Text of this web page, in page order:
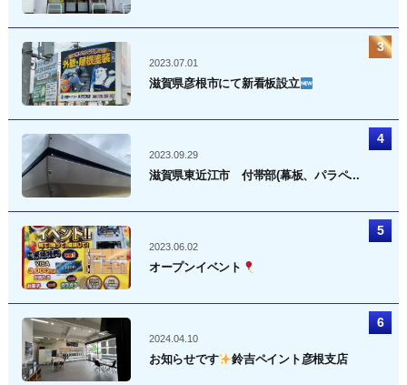
2023.07.01
滋賀県彦根市にて新看板設立
2023.09.29
滋賀県東近江市 付帯部(幕板、パラペ...
2023.06.02
オープンイベント
2024.04.10
お知らせです 鈴吉ペイント彦根支店